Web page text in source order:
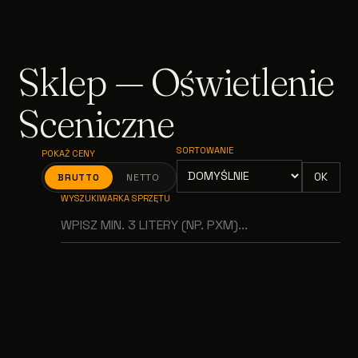
Sklep — Oświetlenie
Sceniczne
POKAŻ CENY
BRUTTO NETTO
SORTOWANIE
OK
WYSZUKIWARKA SPRZĘTU